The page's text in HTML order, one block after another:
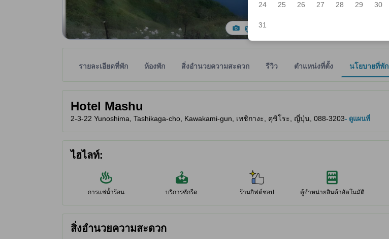
24 25 26 27 28 29 30
31
ดูรูปทั้งหมด
รายละเอียดที่พัก ห้องพัก สิ่งอำนวยความสะดวก รีวิว ตำแหน่งที่ตั้ง นโยบายที่พัก
Hotel Mashu
2-3-22 Yunoshima, Tashikaga-cho, Kawakami-gun, เทชิกางะ, คุชิโระ, ญี่ปุ่น, 088-3203- ดูแผนที่
ไฮไลท์:
การแช่น้ำร้อน บริการซักรีด ร้านกิฟต์ชอป ตู้จำหน่ายสินค้าอัตโนมัติ
สิ่งอำนวยความสะดวก